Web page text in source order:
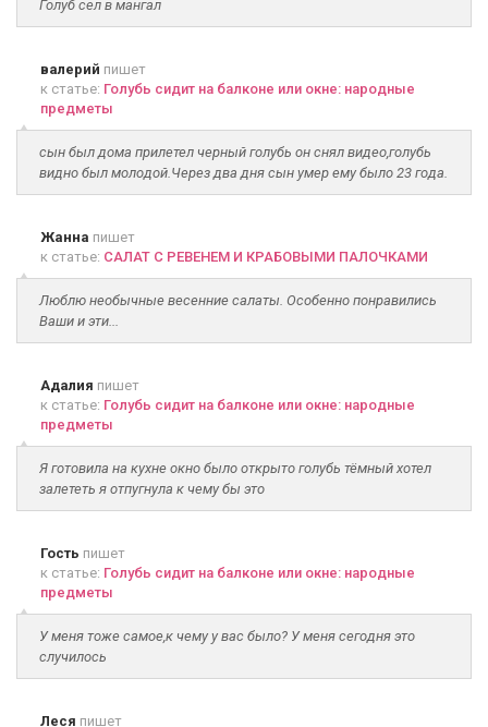
Голуб сел в мангал
валерий пишет
к статье: Голубь сидит на балконе или окне: народные
предметы
сын был дома прилетел черный голубь он снял видео,голубь
видно был молодой.Через два дня сын умер ему было 23 года.
Жанна пишет
к статье: САЛАТ С РЕВЕНЕМ И КРАБОВЫМИ ПАЛОЧКАМИ
Люблю необычные весенние салаты. Особенно понравились
Ваши и эти...
Адалия пишет
к статье: Голубь сидит на балконе или окне: народные
предметы
Я готовила на кухне окно было открыто голубь тёмный хотел
залететь я отпугнула к чему бы это
Гость пишет
к статье: Голубь сидит на балконе или окне: народные
предметы
У меня тоже самое,к чему у вас было? У меня сегодня это
случилось
Леся пишет